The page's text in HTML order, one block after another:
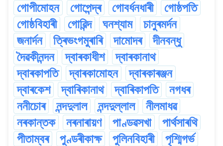
গোপীমোহন
গোপেন্দ্ৰ গোবৰ্ধনধাৰী
গোষ্ঠপতি
গোষ্ঠবিহাৰী
গোৱিন্দ ঘনশ্যাম
চানুৰমৰ্দন
জনাৰ্দন
ত্ৰিভংগমুৰাৰি দামোদৰ
দীনবন্ধু
দৈৱকীনন্দন
দ্বাৰকাধীশ
দ্বাৰকানাথ
দ্বাৰকাপতি
দ্বাৰকামোহন
দ্বাৰকাৰঞ্জন
দ্বাৰকেশ
দ্বাৰিকানাথ দ্বাৰিকাপতি
নগধৰ
ননীচোৰ
নন্দদুলাল নন্দদুল্লাল
নীলমাধৱ
নৰকান্তক
নৰনাৰায়ণ পাণ্ডৱসখা
পাৰ্থসাৰথি
পীতাম্বৰ
পুণ্ডৰীকাক্ষ পুলিনবিহাৰী
পৃশ্মিগৰ্ভ